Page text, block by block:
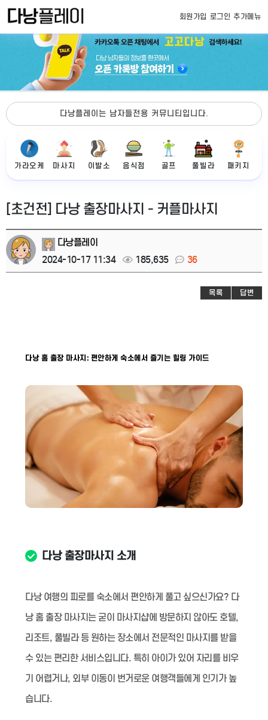
회원가입 로그인 추가메뉴
다낭플레이는 남자들전용 커뮤니티입니다.
가라오케 마사지 이발소 음식점 골프 풀빌라 패키지
[초건전] 다낭 출장마사지 - 커플마사지
다낭플레이
2024-10-17 11:34
185,635 36
목록 답변
다낭 홈 출장 마사지: 편안하게 숙소에서 즐기는 힐링 가이드
다낭 출장마사지 소개
다낭 여행의 피로를 숙소에서 편안하게 풀고 싶으신가요? 다
낭 홈 출장 마사지는 굳이 마사지샵에 방문하지 않아도 호텔,
리조트, 풀빌라 등 원하는 장소에서 전문적인 마사지를 받을
수 있는 편리한 서비스입니다. 특히 아이가 있어 자리를 비우
기 어렵거나, 외부 이동이 번거로운 여행객들에게 인기가 높
습니다.